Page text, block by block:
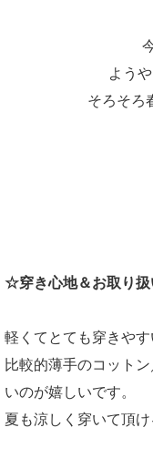
よう
そろそろ
☆穿き心地＆お取り扱
軽くてとても穿きやす
比較的薄手のコット
いのが嬉しいです。
夏も涼しく穿いて頂け